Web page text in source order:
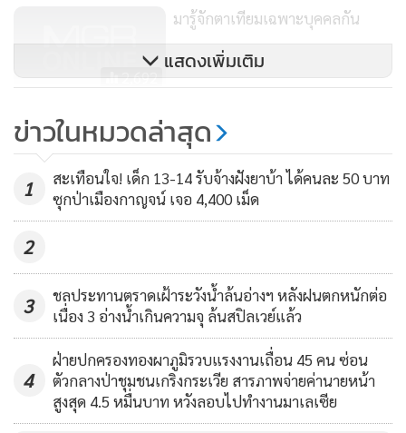
พัฒนาประเทศ ที่ผ่านมา เรามีการสนับสนุนภารกิจขององค์กร
พันธมิตร เพื่อรักษาผู้ป่วย และช่วยชีวิตผู้คนในยามฉุกเฉินเช่น
เราได้บริจาค รถตู้เย็นขนส่งพลาสมา สาหรับการขนส่งพลาสมา
จากศูนย์บริการโลหิตแห่งชาติ และภาคบริการโลหิตแห่งชาติ 13
แห่งทั่วประเทศ ไปยัง “ศูนย์ผลิต ผลิตภัณฑ์จากพลาสมา” ที่
ตำบลบางพระ จังหวัดชลบุรี
และมีการจัดกิจกรรม หน่วยสุขภาพเคลื่อนที่ ในชื่อ สถานีเติมสุข
หรือ Happy Station ร่วมกับเทศบาลนครแหลมฉบัง และหน่วย
งานเอกชนในท้องถิ่น ซึ่งทำมาตั้งแต่ปี 2557 เราได้หมุนเวียนการ
ออกหน่วยไปยังชุมชนต่างๆ มากกว่า 50 ครั้ง ซึ่งกิจกรรมของเรา
มุ่งเน้นในการให้ความรู้เรื่องการดูแลสุขภาพ กับผู้คนทุกเพศทุก
วัย พร้อมทั้งสนับสนุน “กองทุนโรงกลั่นน้ำมันเอสโซ่” แก่โรง
พยาบาลสมเด็จพระบรมราชเทวี ณ ศรีราชา อย่างต่อเนื่อง เป็น
ระยะเวลาตลอด 23 ปี เพื่อนาเงินไปใช้เป็นค่ายาให้แก่ ผู้ป่วย
ยากไร้ต่อไป
2,692
มารู้จักตาเทียมเฉพาะบุคคลกัน
6,862
แลนด์มาร์กสถานีบางซื่อ
แสดงเพิ่มเติม
ข่าวในหมวดล่าสุด
1
สะเทือนใจ! เด็ก 13-14 รับจ้างฝังยาบ้า ได้คนละ 50 บาท
ซุกป่าเมืองกาญจน์ เจอ 4,400 เม็ด
2
3
ชลประทานตราดเฝ้าระวังน้ำล้นอ่างฯ หลังฝนตกหนักต่อ
เนื่อง 3 อ่างน้ำเกินความจุ ล้นสปิลเวย์แล้ว
4
ฝ่ายปกครองทองผาภูมิรวบแรงงานเถื่อน 45 คน ซ่อน
ตัวกลางป่าชุมชนเกริงกระเวีย สารภาพจ่ายค่านายหน้า
สูงสุด 4.5 หมื่นบาท หวังลอบไปทำงานมาเลเซีย